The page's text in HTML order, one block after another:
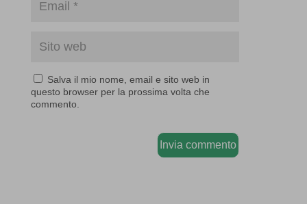
Salva il mio nome, email e sito web in
questo browser per la prossima volta che
commento.
Invia commento